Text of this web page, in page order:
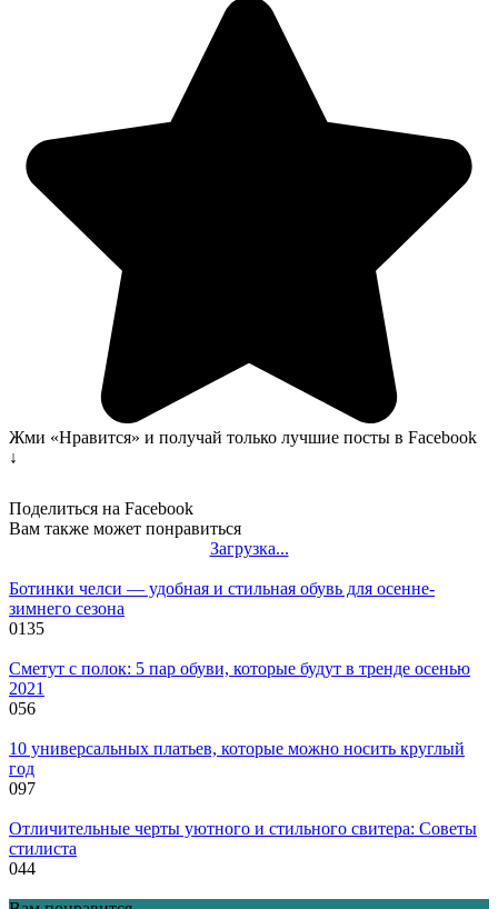
Жми «Нравится» и получай только лучшие посты в Facebook
↓
Поделиться на Facebook
Вам также может понравиться
Загрузка...
Ботинки челси — удобная и стильная обувь для осенне-
зимнего сезона
0135
Сметут с полок: 5 пар обуви, которые будут в тренде осенью
2021
056
10 универсальных платьев, которые можно носить круглый
год
097
Отличительные черты уютного и стильного свитера: Советы
стилиста
044